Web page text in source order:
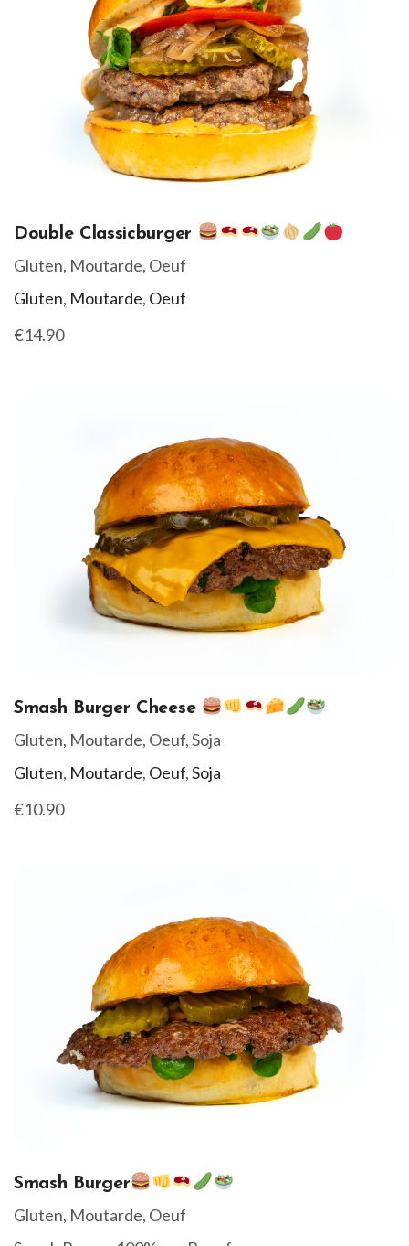
Double Classicburger
Gluten, Moutarde, Oeuf
Gluten, Moutarde, Oeuf
€14.90
Smash Burger Cheese
Gluten, Moutarde, Oeuf, Soja
Gluten, Moutarde, Oeuf,Soja
€10.90
Smash Burger
Gluten, Moutarde, Oeuf